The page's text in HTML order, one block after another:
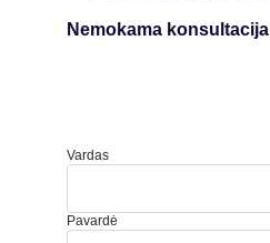
Nemokama konsultacija
Vardas
Pavardė